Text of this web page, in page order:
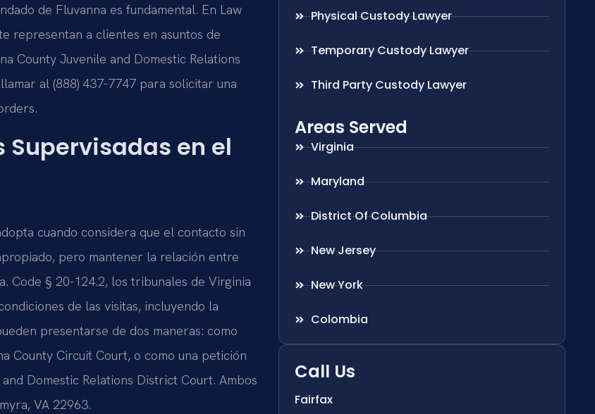
de Fluvanna es fundamental. En Law
representan a clientes en asuntos de
County Juvenile and Domestic Relations
al (888) 437-7747 para solicitar una
Supervisadas en el
cuando considera que el contacto sin
pero mantener la relación entre
Code § 20-124.2, los tribunales de Virginia
de las visitas, incluyendo la
presentarse de dos maneras: como
County Circuit Court, o como una petición
Domestic Relations District Court. Ambos
VA 22963.
Physical Custody Lawyer
Temporary Custody Lawyer
Third Party Custody Lawyer
Areas Served
Virginia
Maryland
District Of Columbia
New Jersey
New York
Colombia
Call Us
Fairfax